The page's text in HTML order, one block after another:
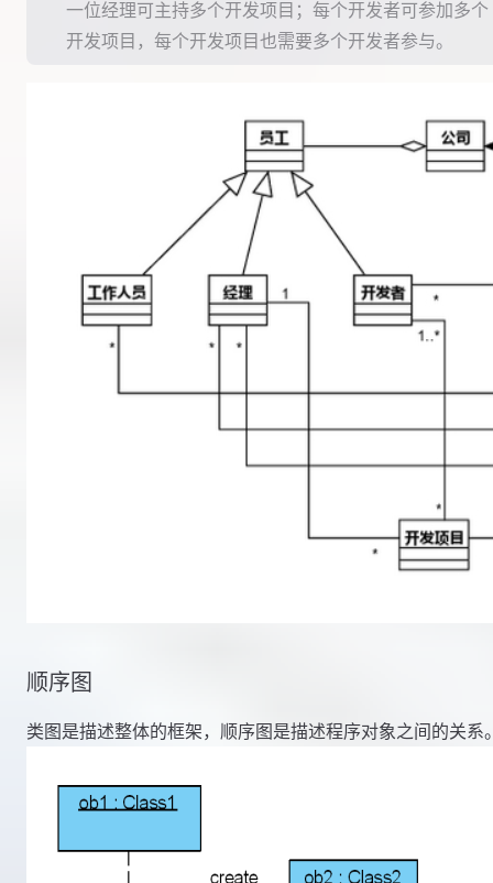
一位经理可主持多个开发项目；每个开发者可参加多个
开发项目，每个开发项目也需要多个开发者参与。
顺序图
类图是描述整体的框架，顺序图是描述程序对象之间的关系